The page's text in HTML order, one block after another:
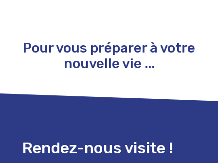
Pour vous préparer à votre
nouvelle vie ...
Rendez-nous visite !